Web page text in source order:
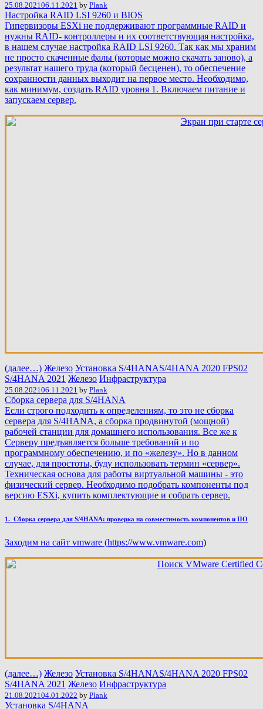
25.08.202106.11.2021 by Plank
Настройка RAID LSI 9260 и BIOS
Гипервизоры ESXi не поддерживают программные RAID и
нужны RAID- контроллеры и их соответствующая настройка,
в нашем случае настройка RAID LSI 9260. Так как мы храним
не просто скаченные фалы (которые можно скачать заново), а
результат нашего труда (который бесценен), то обеспечение
сохранности данных выходит на первое место. Необходимо,
как минимум, создать RAID уровня 1. Включаем питание и
запускаем сервер.
(далее…) Железо Установка S/4HANAS/4HANA 2020 FPS02
S/4HANA 2021 Железо Инфраструктура
25.08.202106.11.2021 by Plank
Сборка сервера для S/4HANA
Если строго подходить к определениям, то это не сборка
сервера для S/4HANA, а сборка продвинутой (мощной)
рабочей станции для домашнего использования. Все же к
Серверу предъявляется больше требований и по
программному обеспечению, и по «железу». Но в данном
случае, для простоты, буду использовать термин «сервер».
Техническая основа для работы виртуальной машины - это
физический сервер. Необходимо подобрать компоненты под
версию ESXi, купить комплектующие и собрать сервер.
1. Сборка сервера для S/4HANA: проверка на совместимость компонентов и ПО
Заходим на сайт vmware (https://www.vmware.com)
(далее…) Железо Установка S/4HANAS/4HANA 2020 FPS02
S/4HANA 2021 Железо Инфраструктура
21.08.2021 04.01.2022 by Plank
Установка S/4HANA